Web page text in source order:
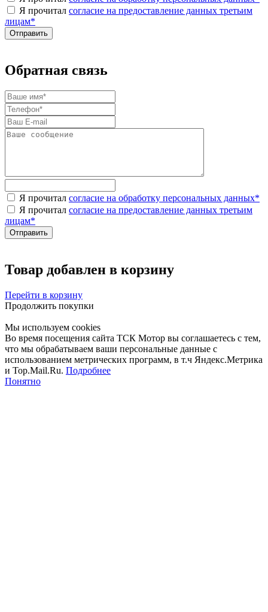
Я прочитал согласие на предоставление данных третьим
лицам*
Обратная связь
Я прочитал согласие на обработку персональных данных*
Я прочитал согласие на предоставление данных третьим
лицам*
Товар добавлен в корзину
Перейти в корзину
Продолжить покупки
Мы используем cookies
Во время посещения сайта ТСК Мотор вы соглашаетесь с тем,
что мы обрабатываем ваши персональные данные с
использованием метрических программ, в т.ч Яндекс.Метрика
и Top.Mail.Ru. Подробнее
Понятно